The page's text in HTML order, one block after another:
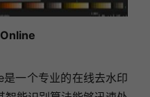
一个专业的在线去水印